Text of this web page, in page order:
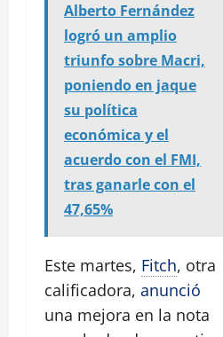
Alberto Fernández
logró un amplio
triunfo sobre Macri,
poniendo en jaque
su política
económica y el
acuerdo con el FMI,
tras ganarle con el
47,65%
Este martes, Fitch, otra
calificadora, anunció
una mejora en la nota